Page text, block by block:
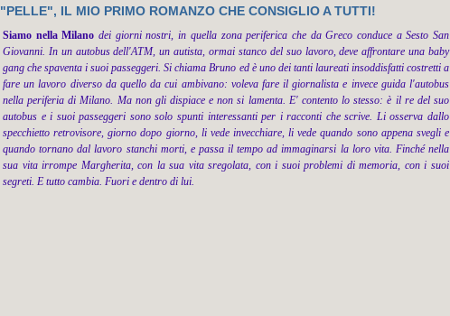
"PELLE", IL MIO PRIMO ROMANZO CHE CONSIGLIO A TUTTI!
Siamo nella Milanodei giorni nostri, in quella zona periferica che da Greco conduce a Sesto San
Giovanni. In un autobus dell'ATM, un autista, ormai stanco del suo lavoro, deve affrontare una baby
gang che spaventa i suoi passeggeri. Si chiama Bruno ed è uno dei tanti laureati insoddisfatti costretti a
fare un lavoro diverso da quello da cui ambivano: voleva fare il giornalista e invece guida l'autobus
nella periferia di Milano. Ma non gli dispiace e non si lamenta. E' contento lo stesso: è il re del suo
autobus e i suoi passeggeri sono solo spunti interessanti per i racconti che scrive. Li osserva dallo
specchietto retrovisore, giorno dopo giorno, li vede invecchiare, li vede quando sono appena svegli e
quando tornano dal lavoro stanchi morti, e passa il tempo ad immaginarsi la loro vita. Finché nella
sua vita irrompe Margherita, con la sua vita sregolata, con i suoi problemi di memoria, con i suoi
segreti. E tutto cambia. Fuori e dentro di lui.